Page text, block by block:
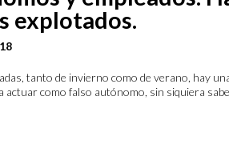
explotados.
tanto de invierno como de verano, hay
actuar como falso autónomo, sin siquiera